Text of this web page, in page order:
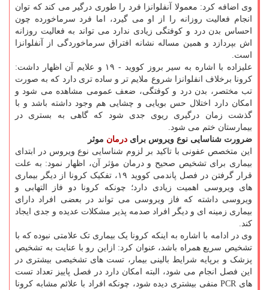
وی اضافه کرد: معمولا آنفلوانزا فرد را طوری درگیر می کند که توان
انجام فعالیت روزانه را از او می گیرد، اما فرد سرماخورده چون
احساس بدن درد و کوفتگی زیادی ندارد می تواند به فعالیت روزانه
اش بپردازد و همین مساله نشانه افتراق سرماخوردگی از آنفلوانزا
است.
علیزاده با اشاره به سیر بروز کووید - ۱۹ و علایم آن اظهار داشت:
کرونا برخلاف انفلوانزا شروع ملایم تر و ساده تری دارد که به صورت
تب مختصر، بدن درد و کوفتگی، ضعف عمومی مشاهده می شود و
امکان دارد اختلال حس بویایی و چشایی هم وجود داشته باشد و با
گذشت زمان درگیری ریوی جدی شود که گاهی به بستری در
بیمارستان ختم می شود.
ضرورت شناسایی نوع ویروس برای درمان موثر
این متخصص عفونی با تاکید بر لزوم شناسایی نوع ویروس در ابتدای
بیماری برای تشخیص صحیح و درمان مؤثر آن، اظهار نمود: به علت
قرار گرفتن در فصل پاندمی کووید ۱۹، تفکیک کرونا از دیگر بیماری
های ویروسی اهمیت زیادی دارد؛ چونکه کرونا دو فاز التهابی و
ویروسی داشته که فاز ویروسی می تواند در بعضی افراد دارای
بیماری زمینه ای و دیگر افراد صدمه پذیر مشکلات عدیده و جدی ایجاد
کند.
وی در ادامه با اشاره به اینکه کرونا یک بیماری تک علامتی نبوده که با
تشخیص سریع همراه باشد، عنوان کرد: ازاین رو با عنایت به تشخیص
پزشک و برپایه شرایط بالینی بیمار، تست های تشخیصی بیشتری در
این فصل انجام می شود، البته امکان دارد در فصل پاییز تعداد تست
های PCR منفی بیشتری دیده شود، چونکه افراد با علائم مشابه کرونا